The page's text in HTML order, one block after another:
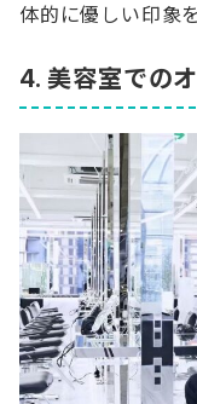
体的に優しい印象
4. 美容室での